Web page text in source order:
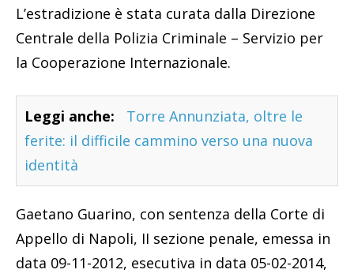
L’estradizione è stata curata dalla Direzione
Centrale della Polizia Criminale – Servizio per
la Cooperazione Internazionale.
Leggi anche:
Torre Annunziata, oltre le
ferite: il difficile cammino verso una nuova
identità
Gaetano Guarino, con sentenza della Corte di
Appello di Napoli, II sezione penale, emessa in
data 09-11-2012, esecutiva in data 05-02-2014,